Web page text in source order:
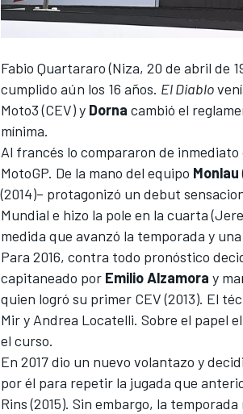
WRC
Fabio Quartararo(Niza, 20 de abril de
cumplido aún los 16 años. El Diablo
Moto3 (CEV) y Dorna cambió el
mínima.
Al francés lo compararon de inmediato
MotoGP. De la mano del equipo Monlau
(2014)– protagonizó un debut
Mundial e hizo la pole en la cuarta
medida que avanzó la temporada y
Para 2016, contra todo pronóstico
capitaneado por Emilio Alzamora y
quien logró su primer CEV (2013). El
Miry Andrea Locatelli. Sobre el papel
el curso.
En 2017 dio un nuevo volantazo y
por él para repetir la jugada que
Rins (2015). Sin embargo, la